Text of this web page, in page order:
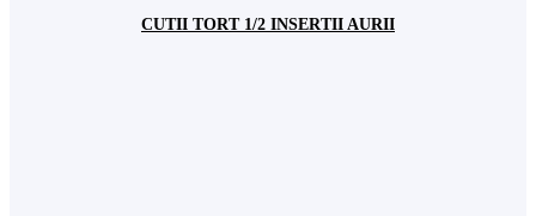
CUTII TORT 1/2 INSERTII AURII